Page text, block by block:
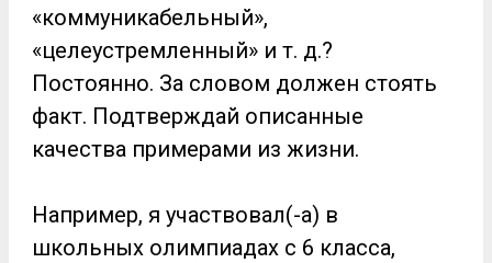
«коммуникабельный»,
«целеустремленный» и т. д.?
Постоянно. За словом должен стоять
факт. Подтверждай описанные
качества примерами из жизни.
Например, я участвовал(-а) в
школьных олимпиадах с 6 класса,